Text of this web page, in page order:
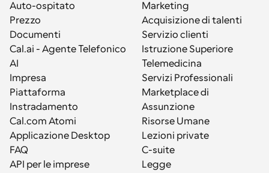
Auto-ospitato
Prezzo
Documenti
Cal.ai - Agente Telefonico
AI
Impresa
Piattaforma
Instradamento
Cal.com Atomi
Applicazione Desktop
FAQ
API per le imprese
Marketing
Acquisizione di talenti
Servizio clienti
Istruzione Superiore
Telemedicina
Servizi Professionali
Marketplace di
Assunzione
Risorse Umane
Lezioni private
C-suite
Legge